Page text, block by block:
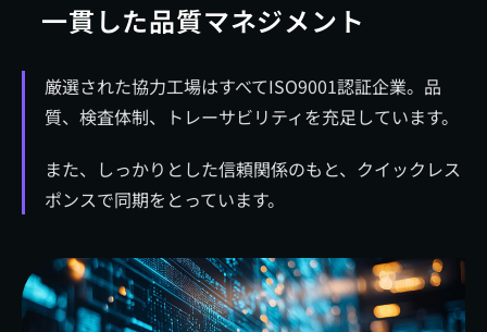
一貫した品質マネジメント
厳選された協力工場はすべてISO9001認証企業。品
質、検査体制、トレーサビリティを充足しています。
また、しっかりとした信頼関係のもと、クイックレス
ポンスで同期をとっています。